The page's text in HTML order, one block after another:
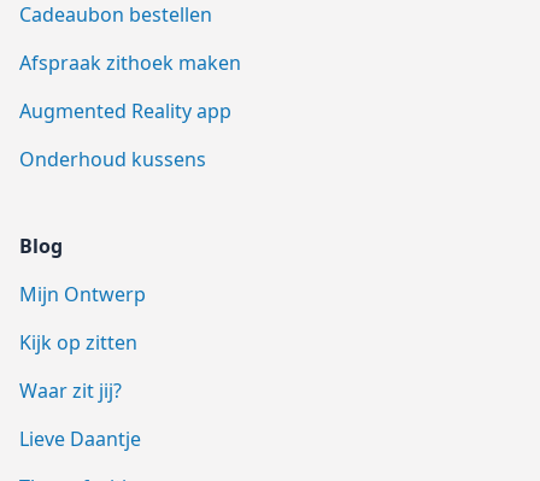
Cadeaubon bestellen
Afspraak zithoek maken
Augmented Reality app
Onderhoud kussens
Blog
Mijn Ontwerp
Kijk op zitten
Waar zit jij?
Lieve Daantje